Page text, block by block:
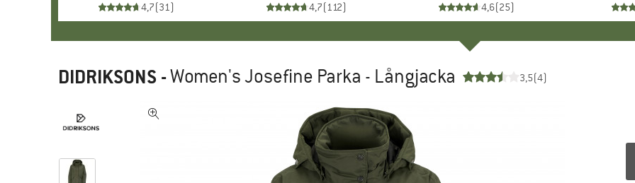
4,7(31) 4,7(112) 4,6(25)
DIDRIKSONS -Women's Josefine Parka - Långjacka 3,5(4)